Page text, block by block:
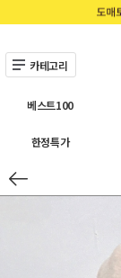
카테고리
베스트100
한정특가